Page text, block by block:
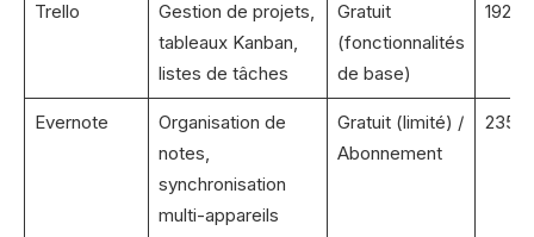
Trello
Gestion de projets,
tableaux Kanban,
listes de tâches
Gratuit
(fonctionnalités
de base)
192
Evernote
Organisation de
notes,
synchronisation
multi-appareils
Gratuit (limité) /
Abonnement
235